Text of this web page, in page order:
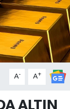
A- A+
ALTIN